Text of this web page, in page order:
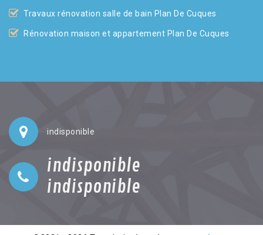
Travaux rénovation salle de bain Plan De Cuques
Rénovation maison et appartement Plan De Cuques
indisponible
indisponible
indisponible